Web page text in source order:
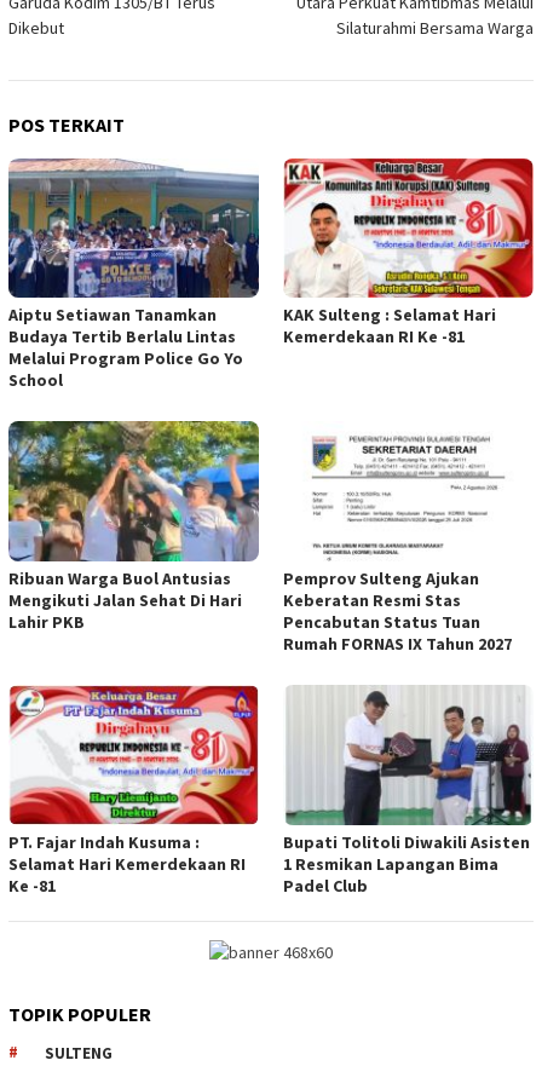
Dikebut
Silaturahmi Bersama Warga
POS TERKAIT
Aiptu Setiawan Tanamkan
Budaya Tertib Berlalu Lintas
Melalui Program Police Go Yo
School
KAK Sulteng : Selamat Hari
Kemerdekaan RI Ke -81
Ribuan Warga Buol Antusias
Mengikuti Jalan Sehat Di Hari
Lahir PKB
Pemprov Sulteng Ajukan
Keberatan Resmi Stas
Pencabutan Status Tuan
Rumah FORNAS IX Tahun 2027
PT. Fajar Indah Kusuma :
Selamat Hari Kemerdekaan RI
Ke -81
Bupati Tolitoli Diwakili Asisten
1 Resmikan Lapangan Bima
Padel Club
TOPIK POPULER
SULTENG